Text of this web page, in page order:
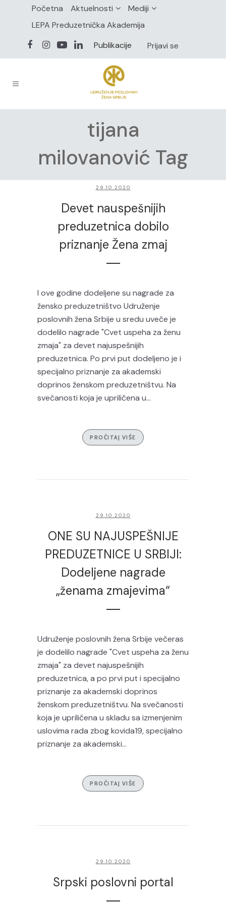
Početna Aktuelnosti
Mediji
LEPA Preduzetnička Akademija
Publikacije
Prijavi se
tijana
milovanović Tag
29.10.2020
Devet nauspešnijih
preduzetnica dobilo
priznanje Žena zmaj
I ove godine dodeljene su nagrade za
žensko preduzetništvo Udruženje
poslovnih žena Srbije u sredu uveče je
dodelilo nagrade "Cvet uspeha za ženu
zmaja" za devet najuspešnijih
preduzetnica. Po prvi put dodeljeno je i
specijalno priznanje za akademski
doprinos ženskom preduzetništvu. Na
svečanosti koja je upriličena u...
PROČITAJ VIŠE
29.10.2020
ONE SU NAJUSPEŠNIJE
PREDUZETNICE U SRBIJI:
Dodeljene nagrade
„ženama zmajevima“
Udruženje poslovnih žena Srbije večeras
je dodelilo nagrade "Cvet uspeha za ženu
zmaja" za devet najuspešnijih
preduzetnica, a po prvi put i specijalno
priznanje za akademski doprinos
ženskom preduzetništvu. Na svečanosti
koja je upriličena u skladu sa izmenjenim
uslovima rada zbog kovida19, specijalno
priznanje za akademski...
PROČITAJ VIŠE
29.10.2020
Srpski poslovni portal